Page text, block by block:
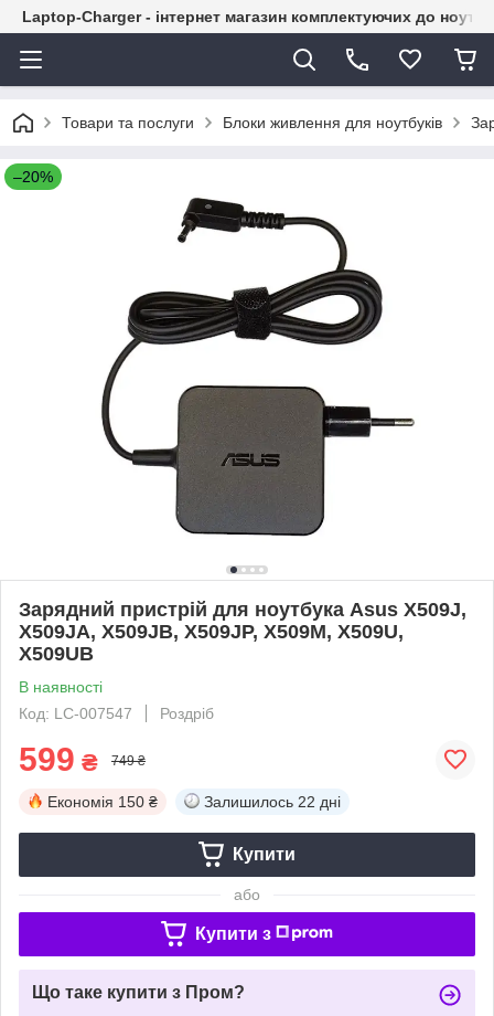
Laptop-Charger - інтернет магазин комплектуючих до
Товари та послуги Блоки живлення для ноутбуків
–20%
Зарядний пристрій для ноутбука Asus X509J,
X509JA, X509JB, X509JP, X509M, X509U,
X509UB
В наявності
Код: LC-007547
Роздріб
599 ₴ 749 ₴
Економія 150 ₴ Залишилось 22 дні
Купити
або
Купити з
Що таке купити з Пром?